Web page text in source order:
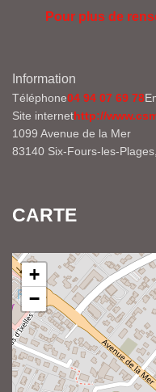
Pour plus de
Information
Téléphone04 94 07 69 78
Site internethttp://
1099 Avenue de la Mer
83140 Six-Fours-les-
CARTE
+
−